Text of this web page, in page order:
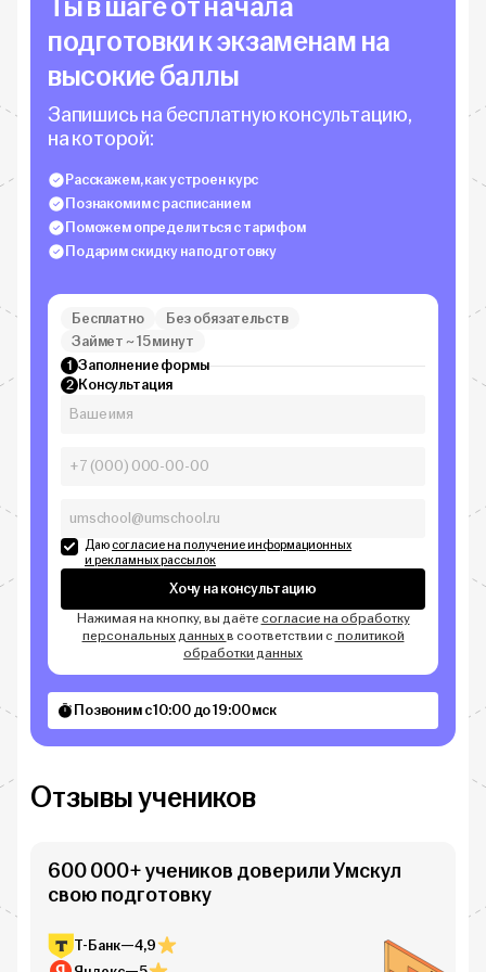
Ты в шаге от начала
подготовки к экзаменам на
высокие баллы
Запишись на бесплатную консультацию,
на которой:
Расскажем, как устроен курс
Познакомим с расписанием
Поможем определиться с тарифом
Подарим скидку на подготовку
Бесплатно
Без обязательств
Займет ~ 15 минут
1 Заполнение формы
2 Консультация
Даюсогласие на получение информационных
и рекламных рассылок
Хочу на консультацию
Нажимая на кнопку, вы даётесогласие на обработку
персональных данныхв соответствии с политикой
обработки данных
Позвоним с 10:00 до 19:00 мск
Отзывы учеников
600 000+ учеников доверили Умскул
свою подготовку
Т-Банк—4,9